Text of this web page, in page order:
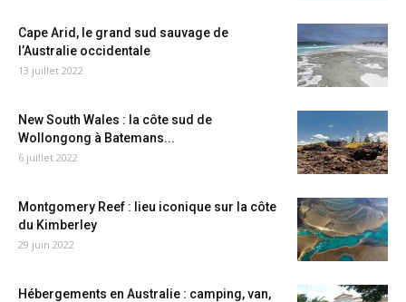
Cape Arid, le grand sud sauvage de
l’Australie occidentale
13 juillet 2022
New South Wales : la côte sud de
Wollongong à Batemans...
6 juillet 2022
Montgomery Reef : lieu iconique sur la côte
du Kimberley
29 juin 2022
Hébergements en Australie : camping, van,